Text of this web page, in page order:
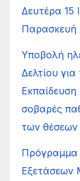
Δευτέρα 15
Παρασκευή
Υποβολή
Δελτίου
σοβαρές
των θέσεων
Πρόγραμμα
Εξετάσεων